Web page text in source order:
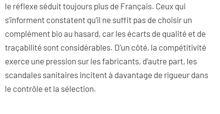
le réflexe séduit toujours plus de Français. Ceux qui
s’informent constatent qu’il ne suffit pas de choisir un
complément bio au hasard, car les écarts de qualité et de
traçabilité sont considérables. D’un côté, la compétitivité
exerce une pression sur les fabricants, d’autre part, les
scandales sanitaires incitent à davantage de rigueur dans
le contrôle et la sélection.